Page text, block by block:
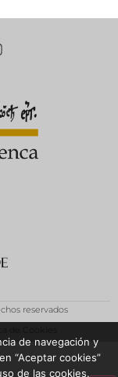
reservados
de navegación y
“Aceptar cookies”
de las cookies.